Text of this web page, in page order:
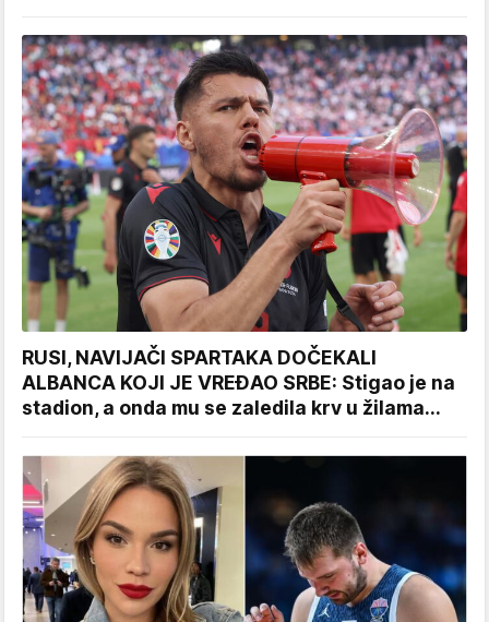
RUSI, NAVIJAČI SPARTAKA DOČEKALI
ALBANCA KOJI JE VREĐAO SRBE: Stigao je na
stadion, a onda mu se zaledila krv u žilama...